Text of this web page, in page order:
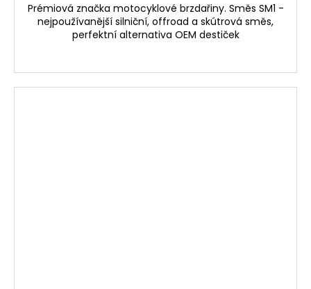
Prémiová značka motocyklové brzdařiny. Směs SM1 -
nejpoužívanější silniční, offroad a skútrová směs,
perfektní alternativa OEM destiček